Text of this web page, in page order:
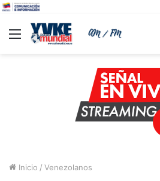
Menu
Inicio / Venezolanos